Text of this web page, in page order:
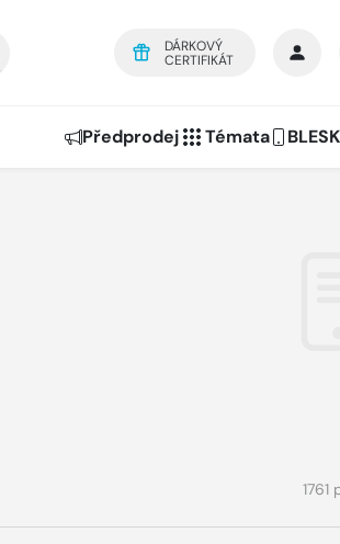
DÁRKOVÝ
CERTIFIKÁT
Předprodej Témata
1761